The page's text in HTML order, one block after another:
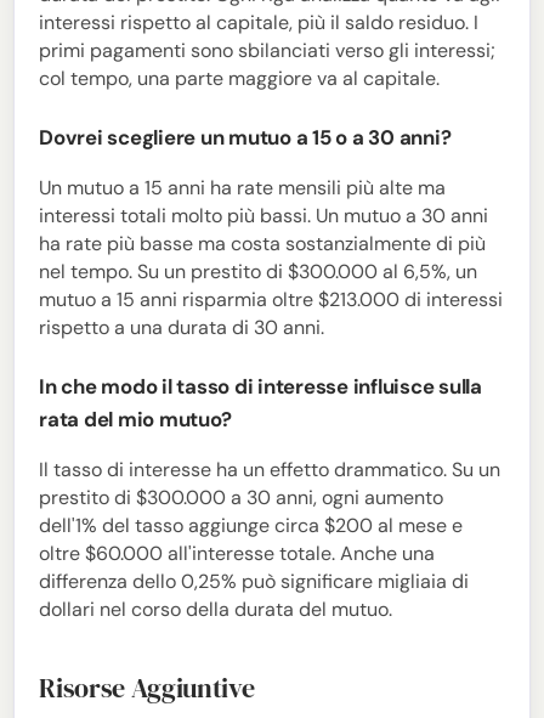
interessi rispetto al capitale, più il saldo residuo. I
primi pagamenti sono sbilanciati verso gli interessi;
col tempo, una parte maggiore va al capitale.
Dovrei scegliere un mutuo a 15 o a 30 anni?
Un mutuo a 15 anni ha rate mensili più alte ma
interessi totali molto più bassi. Un mutuo a 30 anni
ha rate più basse ma costa sostanzialmente di più
nel tempo. Su un prestito di $300.000 al 6,5%, un
mutuo a 15 anni risparmia oltre $213.000 di interessi
rispetto a una durata di 30 anni.
In che modo il tasso di interesse influisce sulla
rata del mio mutuo?
Il tasso di interesse ha un effetto drammatico. Su un
prestito di $300.000 a 30 anni, ogni aumento
dell'1% del tasso aggiunge circa $200 al mese e
oltre $60.000 all'interesse totale. Anche una
differenza dello 0,25% può significare migliaia di
dollari nel corso della durata del mutuo.
Risorse Aggiuntive